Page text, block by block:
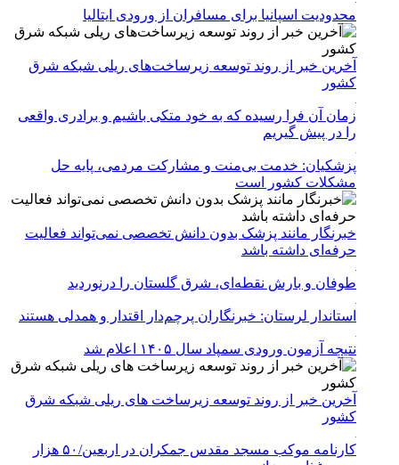
محدودیت اسپانیا برای مسافران از ورودی ایتالیا
آخرین خبر از روند توسعه زیرساخت‌های ریلی شبکه شرق
کشور
زمان آن فرا رسیده که به خود متکی باشیم و برادری واقعی
را در پیش گیریم
پزشکیان: خدمت بی‌منت و مشارکت مردمی، پایه حل
مشکلات کشور است
خبرنگار مانند پزشک بدون دانش تخصصی نمی‌تواند فعالیت
حرفه‌ای داشته باشد
طوفان و بارش نقطه‌ای، شرق گلستان را درنوردید
استاندار لرستان: خبرنگاران پرچم‌دار اقتدار و همدلی هستند
نتیجه آزمون ورودی سمپاد سال ۱۴۰۵ اعلام شد
آخرین خبر از روند توسعه زیرساخت های ریلی شبکه شرق
کشور
کارنامه موکب مسجد مقدس جمکران در اربعین/۵۰ هزار